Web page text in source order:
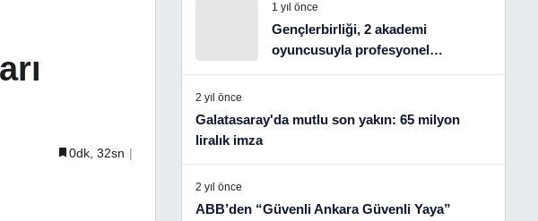
0dk, 32sn
1 yıl önce
Gençlerbirliği, 2 akademi
oyuncusuyla profesyonel
2 yıl önce
Galatasaray'da mutlu son yakın: 65 milyon
liralık imza
2 yıl önce
ABB’den “Güvenli Ankara Güvenli Yaya”